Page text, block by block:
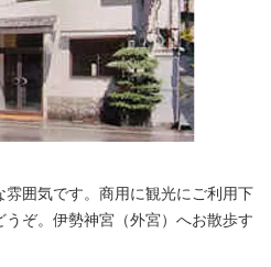
囲気です。商用に観光にご利用下
ぞ。伊勢神宮（外宮）へお散歩す